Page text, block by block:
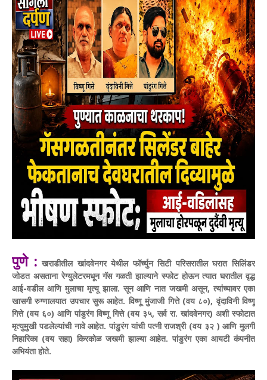
पुणे : खराडीतील खांदवेनगर येथील फॉर्च्युन सिटी परिसरातील घरात सिलिंडर
जोडत असताना रेग्युलेटरमधून गॅस गळती झाल्याने स्फोट होऊन त्यात घरातील वृद्ध
आई-वडील आणि मुलाचा मृत्यू झाला. सून आणि नात जखमी असून, त्यांच्यावर एका
खासगी रुग्णालयात उपचार सुरू आहेत. विष्णू मुंजाजी गित्ते (वय ८०), वृंदाविनी विष्णू
गित्ते (वय ६०) आणि पांडुरंग विष्णू गित्ते (वय ३५, सर्व रा. खांदवेनगर) अशी स्फोटात
मृत्युमुखी पडलेल्यांची नावे आहेत. पांडुरंग यांची पत्नी राजश्री (वय ३२ ) आणि मुलगी
निहारिका (वय सहा) किरकोळ जखमी झाल्या आहेत. पांडुरंग एका आयटी कंपनीत
अभियंता होते.